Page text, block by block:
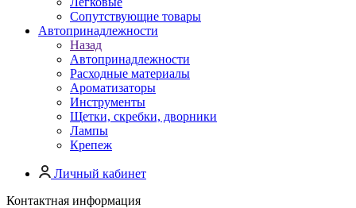
Сопутствующие товары
Автопринадлежности
Назад
Автопринадлежности
Расходные материалы
Ароматизаторы
Инструменты
Щетки, скребки, дворники
Лампы
Крепеж
Личный кабинет
Контактная информация